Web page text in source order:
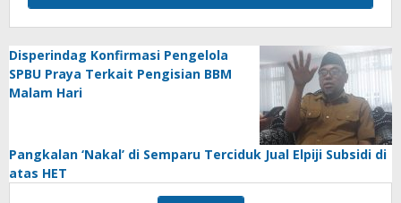
Disperindag Konfirmasi Pengelola
SPBU Praya Terkait Pengisian BBM
Malam Hari
Pangkalan ‘Nakal’ di Semparu Terciduk Jual Elpiji Subsidi di
atas HET